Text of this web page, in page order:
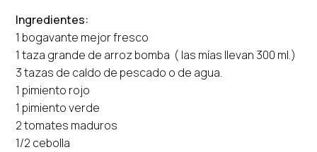
Ingredientes:
1 bogavante mejor fresco
1 taza grande de arroz bomba ( las mías llevan 300 ml.)
3 tazas de caldo de pescado o de agua.
1 pimiento rojo
1 pimiento verde
2 tomates maduros
1/2 cebolla